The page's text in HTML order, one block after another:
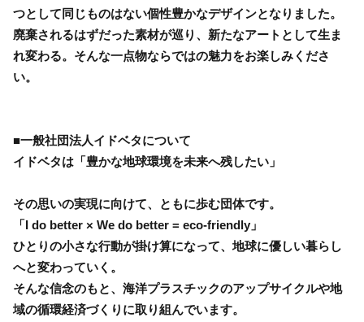
つとして同じものはない個性豊かなデザインとなりました。
廃棄されるはずだった素材が巡り、新たなアートとして生ま
れ変わる。そんな一点物ならではの魅力をお楽しみくださ
い。
■一般社団法人イドベタについて
イドベタは「豊かな地球環境を未来へ残したい」
その思いの実現に向けて、ともに歩む団体です。
「I do better × We do better = eco-friendly」
ひとりの小さな行動が掛け算になって、地球に優しい暮らし
へと変わっていく。
そんな信念のもと、海洋プラスチックのアップサイクルや地
域の循環経済づくりに取り組んでいます。